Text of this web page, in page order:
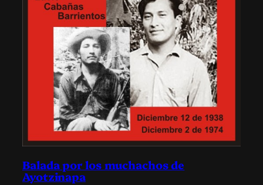
Balada por los muchachos de
Ayotzinapa